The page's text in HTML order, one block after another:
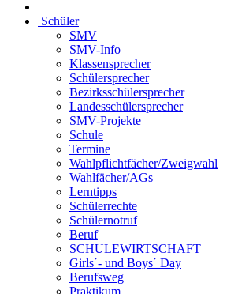
Schüler
SMV
SMV-Info
Klassensprecher
Schülersprecher
Bezirksschülersprecher
Landesschülersprecher
SMV-Projekte
Schule
Termine
Wahlpflichtfächer/Zweigwahl
Wahlfächer/AGs
Lerntipps
Schülerrechte
Schülernotruf
Beruf
SCHULEWIRTSCHAFT
Girls´- und Boys´ Day
Berufsweg
Praktikum